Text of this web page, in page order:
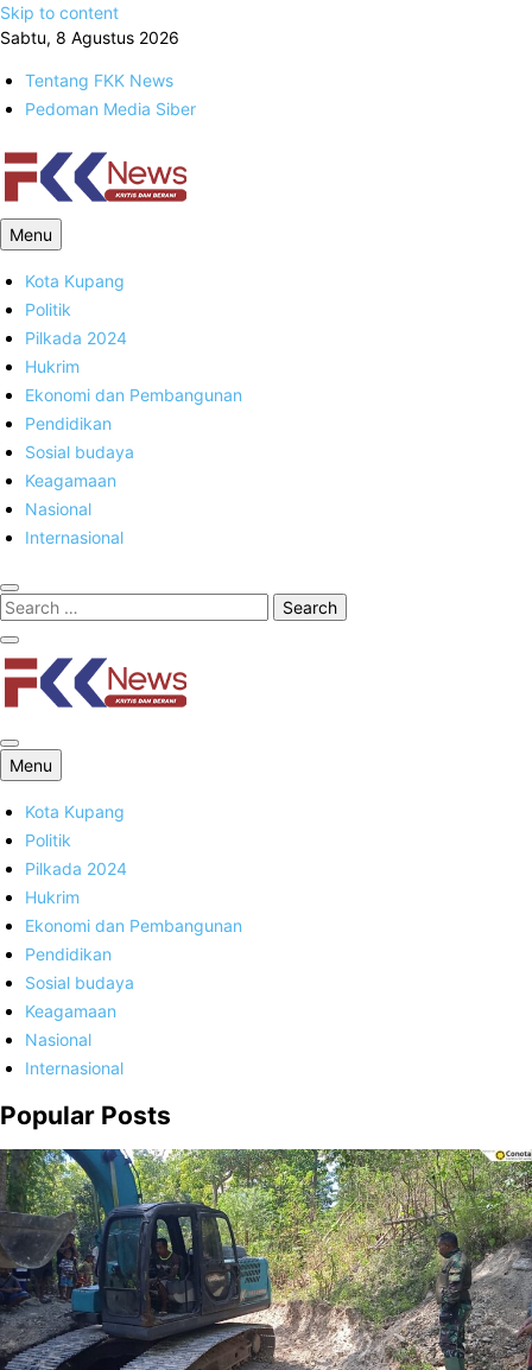
Skip to content
Sabtu, 8 Agustus 2026
Tentang FKK News
Pedoman Media Siber
FKK News
Menu
Kota Kupang
Politik
Pilkada 2024
Hukrim
Ekonomi dan Pembangunan
Pendidikan
Sosial budaya
Keagamaan
Nasional
Internasional
FKK News
Menu
Kota Kupang
Politik
Pilkada 2024
Hukrim
Ekonomi dan Pembangunan
Pendidikan
Sosial budaya
Keagamaan
Nasional
Internasional
Popular Posts